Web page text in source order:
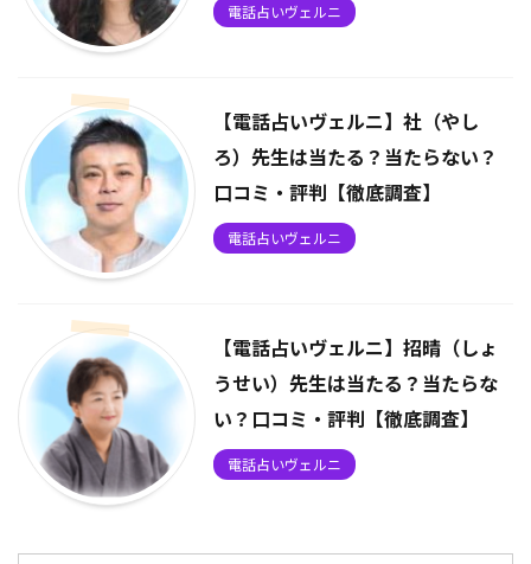
電話占いヴェルニ
【電話占いヴェルニ】社（やし
ろ）先生は当たる？当たらない？
口コミ・評判【徹底調査】
電話占いヴェルニ
【電話占いヴェルニ】招晴（しょ
うせい）先生は当たる？当たらな
い？口コミ・評判【徹底調査】
電話占いヴェルニ